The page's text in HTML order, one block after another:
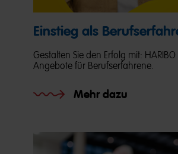
Einstieg als
Gestalten Sie den Erfolg mit:
Angebote für Berufserfahrene.
Mehr dazu